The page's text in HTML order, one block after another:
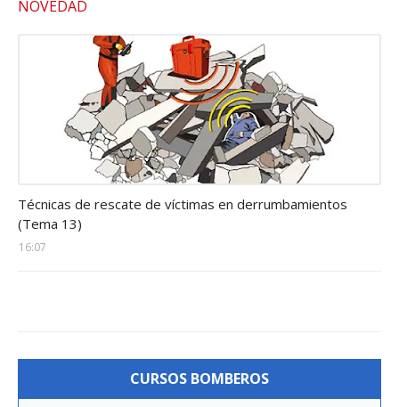
NOVEDAD
Técnicas de rescate de víctimas en derrumbamientos
(Tema 13)
16:07
CURSOS BOMBEROS